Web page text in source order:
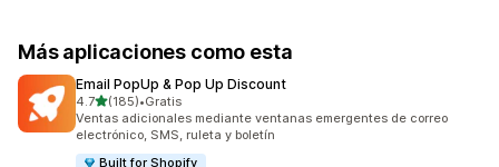
Más aplicaciones como esta
Email PopUp & Pop Up Discount
4.7de 5 estrellas
(185)
185 reseñas en total
•Gratis
Ventas adicionales mediante ventanas emergentes de correo
electrónico, SMS, ruleta y boletín
Built for Shopify